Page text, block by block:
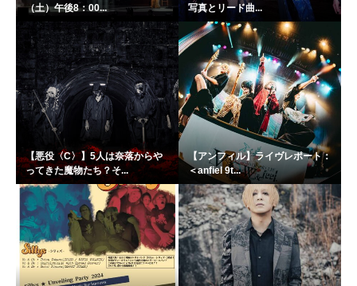
（土）午後8：00...
写真とリード曲...
【悪役〈C〉】5人は奈落からや
ってきた魔物たち？そ...
【アンフィル】ライヴレポート：
＜anfiel 9t...